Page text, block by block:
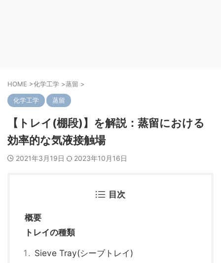
HOME >化学工学 >蒸留 >
化学工学 蒸留
【トレイ(棚段)】を解説：蒸留における
効率的な気液接触場
2021年3月19日 2023年10月16日
目次
概要
トレイの種類
Sieve Tray(シーブトレイ)